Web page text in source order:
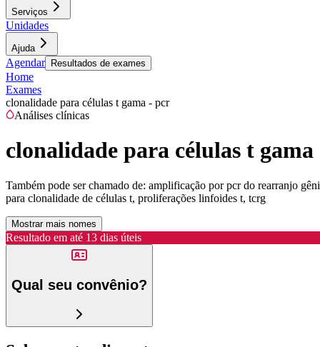
Serviços
Unidades
Ajuda
Agendar Resultados de exames
Home
Exames
clonalidade para células t gama - pcr
Análises clínicas
clonalidade para células t
Também pode ser chamado de: amplificação por pcr do rearranjo
para clonalidade de células t, proliferações linfoides t, tcrg
Mostrar mais nomes
Resultado em até 13 dias úteis
Qual seu convênio?